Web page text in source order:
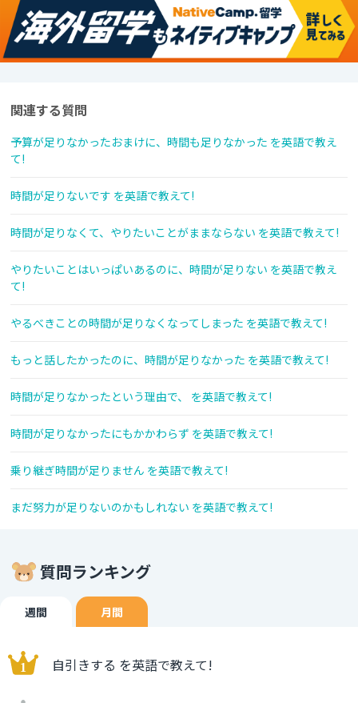
関連する質問
予算が足りなかったおまけに、時間も足りなかった を英語で教え
て!
時間が足りないです を英語で教えて!
時間が足りなくて、やりたいことがままならない を英語で教えて!
やりたいことはいっぱいあるのに、時間が足りない を英語で教え
て!
やるべきことの時間が足りなくなってしまった を英語で教えて!
もっと話したかったのに、時間が足りなかった を英語で教えて!
時間が足りなかったという理由で、 を英語で教えて!
時間が足りなかったにもかかわらず を英語で教えて!
乗り継ぎ時間が足りません を英語で教えて!
まだ努力が足りないのかもしれない を英語で教えて!
質問ランキング
週間 月間
自引きする を英語で教えて!